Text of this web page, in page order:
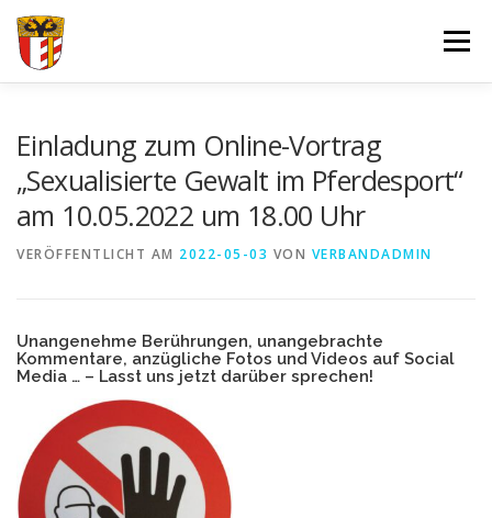
Zum
Inhalt
springen
Menü
JUGEND SPORT SPONSOREN
Einladung zum Online-Vortrag
„Sexualisierte Gewalt im Pferdesport“
am 10.05.2022 um 18.00 Uhr
VERÖFFENTLICHT AM 2022-05-03 VON VERBANDADMIN
Unangenehme Berührungen, unangebrachte
Kommentare, anzügliche Fotos und Videos auf Social
Media … – Lasst uns jetzt darüber sprechen!